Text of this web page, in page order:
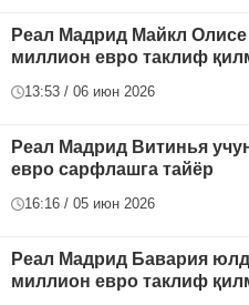
Реал Мадрид Майкл Олисе
миллион евро таклиф
13:53 / 06 июн 2026
Реал Мадрид Витинья
евро сарфлашга тайёр
16:16 / 05 июн 2026
Реал Мадрид Бавария
миллион евро таклиф